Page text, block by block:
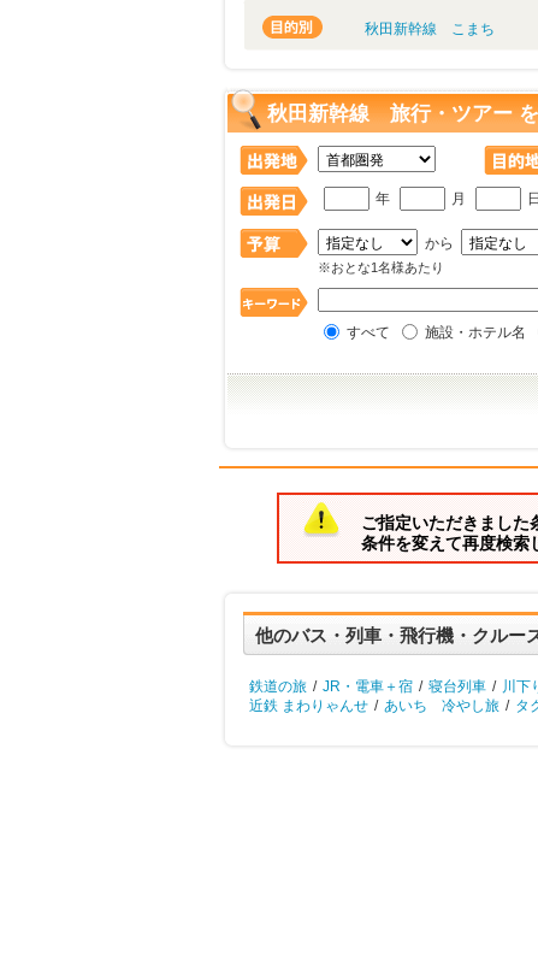
秋田新幹線 こまち
秋田新幹線 旅行・ツアー
年 月 日
から
※おとな1名様あたり
すべて 施設・ホテル名
ご指定いただきました
条件を変えて再度検索
他のバス・列車・飛行機・クルー
鉄道の旅 / JR・電車＋宿 / 寝台列車 / 川下
近鉄 まわりゃんせ / あいち 冷やし旅 / タ